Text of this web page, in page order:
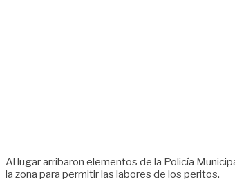
Al lugar arribaron elementos de la Policía
la zona para permitir las labores de los peritos.